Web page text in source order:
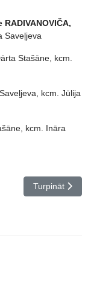
Saveļjeva
Stašāne, kcm.
kcm. Jūlija
kcm. Ināra
Nākamais
Turpināt